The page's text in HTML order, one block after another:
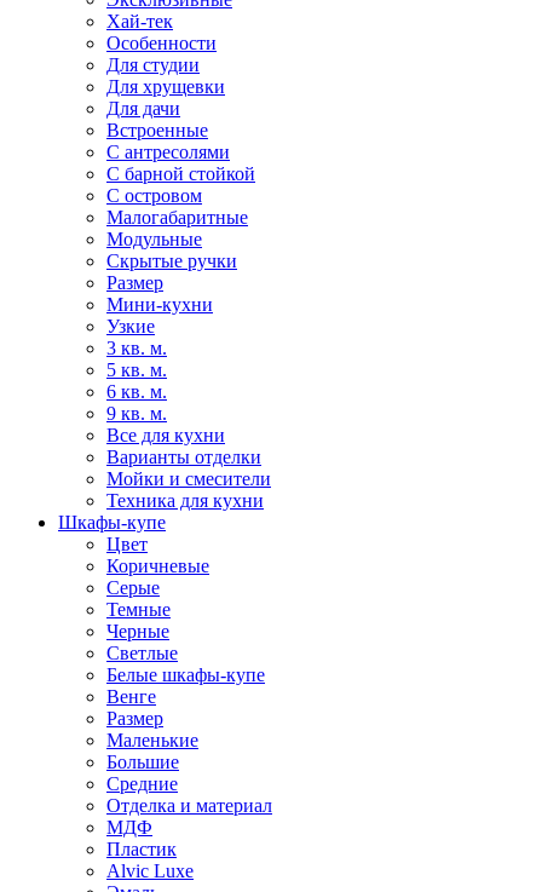
Хай-тек
Особенности
Для студии
Для хрущевки
Для дачи
Встроенные
С антресолями
С барной стойкой
С островом
Малогабаритные
Модульные
Скрытые ручки
Размер
Мини-кухни
Узкие
3 кв. м.
5 кв. м.
6 кв. м.
9 кв. м.
Все для кухни
Варианты отделки
Мойки и смесители
Техника для кухни
Шкафы-купе
Цвет
Коричневые
Серые
Темные
Черные
Светлые
Белые шкафы-купе
Венге
Размер
Маленькие
Большие
Средние
Отделка и материал
МДФ
Пластик
Alvic Luxe